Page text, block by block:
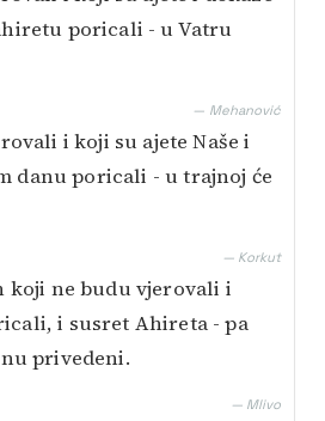
poricali - u Vatru
— Mehanović
i koji su ajete Naše i
danu poricali - u trajnoj će
— Korkut
koji ne budu vjerovali i
i susret Ahireta - pa
privedeni.
— Mlivo